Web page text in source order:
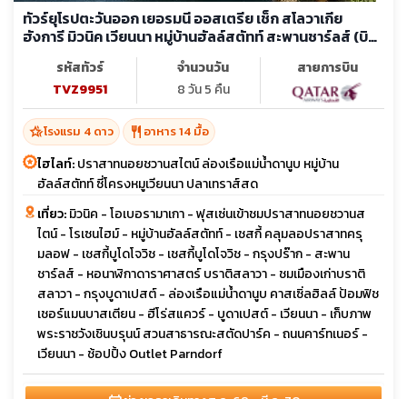
ทัวร์ยุโรปตะวันออก เยอรมนี ออสเตรีย เช็ก สโลวาเกีย
ฮังการี มิวนิค เวียนนา หมู่บ้านฮัลล์สตัทท์ สะพานชาร์ลส์ (บิน
รหัสทัวร์
TVZ9951
จำนวนวัน
8 วัน 5 คืน
สายการบิน
hotel_classโรงแรม 4 ดาว restaurant อาหาร 14 มื้อ
ไฮไลท์:ปราสาทนอยชวานสไตน์ ล่องเรือแม่น้ำดานูบ หมู่บ้าน
ฮัลล์สตัทท์ ซี่โครงหมูเวียนนา ปลาเทราส์สด
เที่ยว:มิวนิค - โอเบอรามาเกา - ฟุสเซ่นเข้าชมปราสาทนอยชวานส
ไตน์ - โรเซนไฮม์ - หมู่บ้านฮัลล์สตัทท์ - เชสกี้ คลุมลอปราสาทครุ
มลอฟ - เชสกี้บูโดโจวิช - เชสกี้บูโดโจวิช - กรุงปร๊าก - สะพาน
ชาร์ลส์ - หอนาฬิกาดาราศาสตร์ บราติสลาวา - ชมเมืองเก่าบราติ
สลาวา - กรุงบูดาเปสต์ - ล่องเรือแม่น้ำดานูบ คาสเซิ่ลฮิลล์ ป้อมฟิช
เชอร์แมนบาสเตียน - ฮีโร่สแควร์ - บูดาเปสต์ - เวียนนา - เก็บภาพ
พระราชวังเชินบรุนน์ สวนสาธารณะสตัดปาร์ค - ถนนคาร์ทเนอร์ -
เวียนนา - ช้อปปิ้ง Outlet Parndorf